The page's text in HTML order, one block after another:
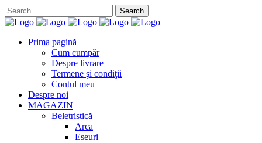
Prima pagină
Cum cumpăr
Despre livrare
Termene şi condiţii
Contul meu
Despre noi
MAGAZIN
Beletristică
Arca
Eseuri